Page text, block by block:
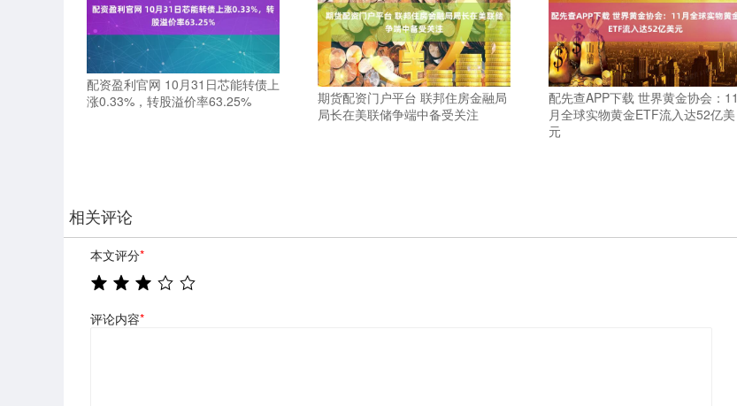
配资盈利官网 10月31日芯能转债上
涨0.33%，转股溢价率63.25%
期货配资门户平台 联邦住房金融局
局长在美联储争端中备受关注
配先查APP下载 世界黄金协会：11
月全球实物黄金ETF流入达52亿美
元
相关评论
本文评分*
评论内容*